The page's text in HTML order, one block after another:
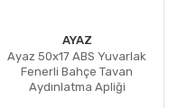
AYAZ
Ayaz 50x17 ABS Yuvarlak
Fenerli Bahçe Tavan
Aydınlatma Apliği